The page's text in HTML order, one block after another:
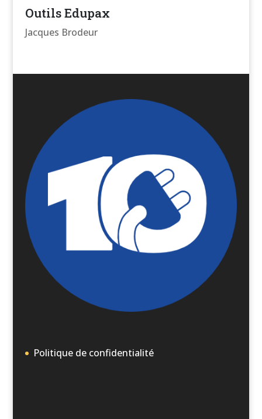
Outils Edupax
Jacques Brodeur
Politique de confidentialité